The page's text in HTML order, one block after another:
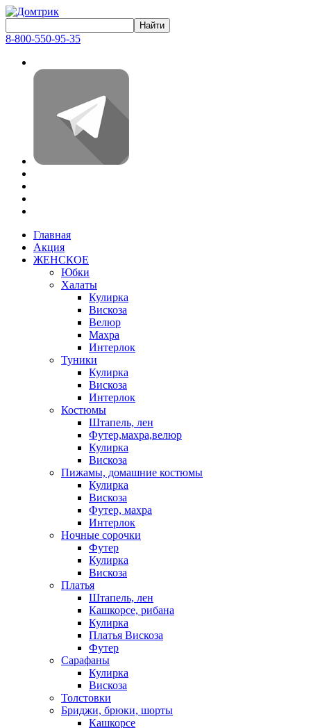
8-800-550-95-35
Главная
Акция
ЖЕНСКОЕ
Юбки
Халаты
Кулирка
Вискоза
Велюр
Махра
Интерлок
Туники
Кулирка
Вискоза
Интерлок
Костюмы
Штапель, лен
Футер,махра,велюр
Кулирка
Вискоза
Пижамы, домашние костюмы
Кулирка
Вискоза
Футер, махра
Интерлок
Ночные сорочки
Футер
Кулирка
Вискоза
Платья
Штапель, лен
Кашкорсе, рибана
Кулирка
Платья Вискоза
Футер
Сарафаны
Кулирка
Вискоза
Толстовки
Бриджи, брюки, шорты
Кашкорсе